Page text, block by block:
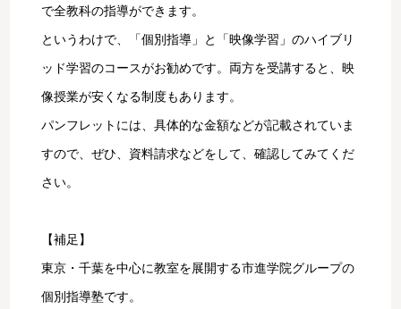
で全教科の指導ができます。
というわけで、「個別指導」と「映像学習」のハイブリ
ッド学習のコースがお勧めです。両方を受講すると、映
像授業が安くなる制度もあります。
パンフレットには、具体的な金額などが記載されていま
すので、ぜひ、資料請求などをして、確認してみてくだ
さい。
【補足】
東京・千葉を中心に教室を展開する市進学院グループの
個別指導塾です。